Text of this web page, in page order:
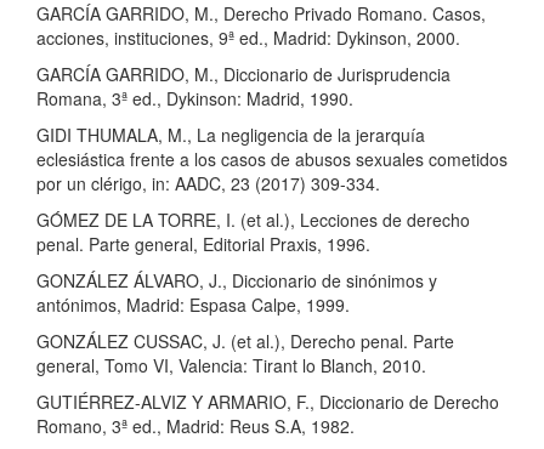
GARCÍA GARRIDO, M., Derecho Privado Romano. Casos,
acciones, instituciones, 9ª ed., Madrid: Dykinson, 2000.
GARCÍA GARRIDO, M., Diccionario de Jurisprudencia
Romana, 3ª ed., Dykinson: Madrid, 1990.
GIDI THUMALA, M., La negligencia de la jerarquía
eclesiástica frente a los casos de abusos sexuales cometidos
por un clérigo, in: AADC, 23 (2017) 309-334.
GÓMEZ DE LA TORRE, I. (et al.), Lecciones de derecho
penal. Parte general, Editorial Praxis, 1996.
GONZÁLEZ ÁLVARO, J., Diccionario de sinónimos y
antónimos, Madrid: Espasa Calpe, 1999.
GONZÁLEZ CUSSAC, J. (et al.), Derecho penal. Parte
general, Tomo VI, Valencia: Tirant lo Blanch, 2010.
GUTIÉRREZ-ALVIZ Y ARMARIO, F., Diccionario de Derecho
Romano, 3ª ed., Madrid: Reus S.A, 1982.